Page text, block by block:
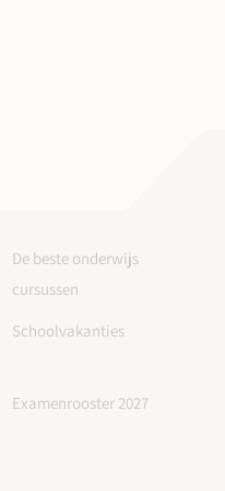
De beste onderwijs
cursussen
Schoolvakanties
Examenrooster 2027